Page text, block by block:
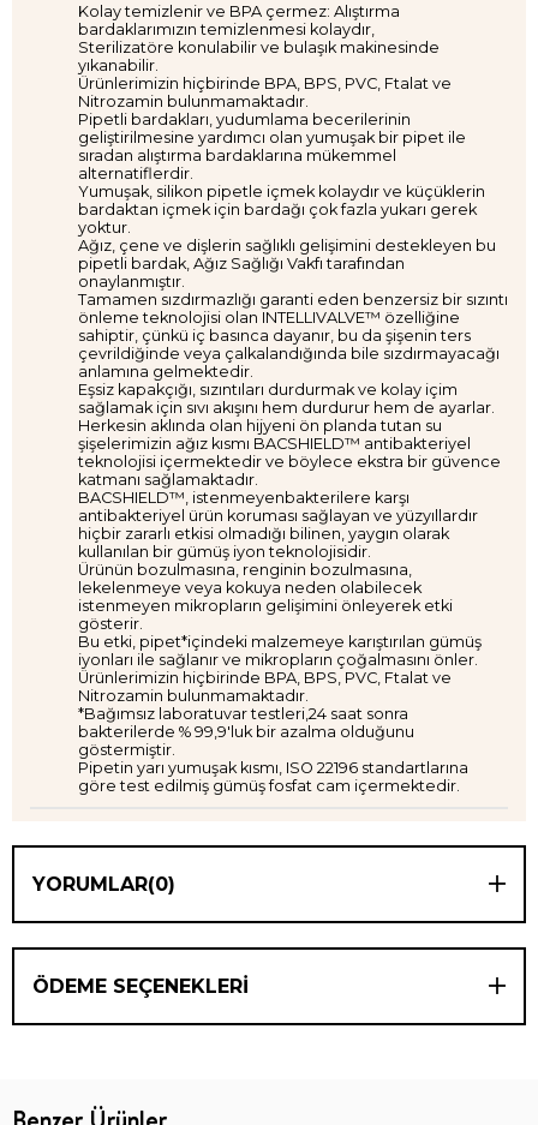
Kolay temizlenir ve BPA çermez: Alıştırma
bardaklarımızın temizlenmesi kolaydır,
Sterilizatöre konulabilir ve bulaşık makinesinde
yıkanabilir.
Ürünlerimizin hiçbirinde BPA, BPS, PVC, Ftalat ve
Nitrozamin bulunmamaktadır.
Pipetli bardakları, yudumlama becerilerinin
geliştirilmesine yardımcı olan yumuşak bir pipet ile
sıradan alıştırma bardaklarına mükemmel
alternatiflerdir.
Yumuşak, silikon pipetle içmek kolaydır ve küçüklerin
bardaktan içmek için bardağı çok fazla yukarı gerek
yoktur.
Ağız, çene ve dişlerin sağlıklı gelişimini destekleyen bu
pipetli bardak, Ağız Sağlığı Vakfı tarafından
onaylanmıştır.
Tamamen sızdırmazlığı garanti eden benzersiz bir sızıntı
önleme teknolojisi olan INTELLIVALVE™ özelliğine
sahiptir, çünkü iç basınca dayanır, bu da şişenin ters
çevrildiğinde veya çalkalandığında bile sızdırmayacağı
anlamına gelmektedir.
Eşsiz kapakçığı, sızıntıları durdurmak ve kolay içim
sağlamak için sıvı akışını hem durdurur hem de ayarlar.
Herkesin aklında olan hijyeni ön planda tutan su
şişelerimizin ağız kısmı BACSHIELD™ antibakteriyel
teknolojisi içermektedir ve böylece ekstra bir güvence
katmanı sağlamaktadır.
BACSHIELD™, istenmeyenbakterilere karşı
antibakteriyel ürün koruması sağlayan ve yüzyıllardır
hiçbir zararlı etkisi olmadığı bilinen, yaygın olarak
kullanılan bir gümüş iyon teknolojisidir.
Ürünün bozulmasına, renginin bozulmasına,
lekelenmeye veya kokuya neden olabilecek
istenmeyen mikropların gelişimini önleyerek etki
gösterir.
Bu etki, pipet*içindeki malzemeye karıştırılan gümüş
iyonları ile sağlanır ve mikropların çoğalmasını önler.
Ürünlerimizin hiçbirinde BPA, BPS, PVC, Ftalat ve
Nitrozamin bulunmamaktadır.
*Bağımsız laboratuvar testleri,24 saat sonra
bakterilerde % 99,9'luk bir azalma olduğunu
göstermiştir.
Pipetin yarı yumuşak kısmı, ISO 22196 standartlarına
göre test edilmiş gümüş fosfat cam içermektedir.
YORUMLAR(0)
ÖDEME SEÇENEKLERI